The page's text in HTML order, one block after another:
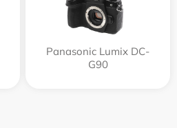
Panasonic Lumix DC-
G90